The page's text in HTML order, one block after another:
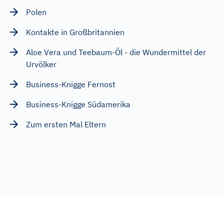
Polen
Kontakte in Großbritannien
Aloe Vera und Teebaum-Öl - die Wundermittel der
Urvölker
Business-Knigge Fernost
Business-Knigge Südamerika
Zum ersten Mal Eltern